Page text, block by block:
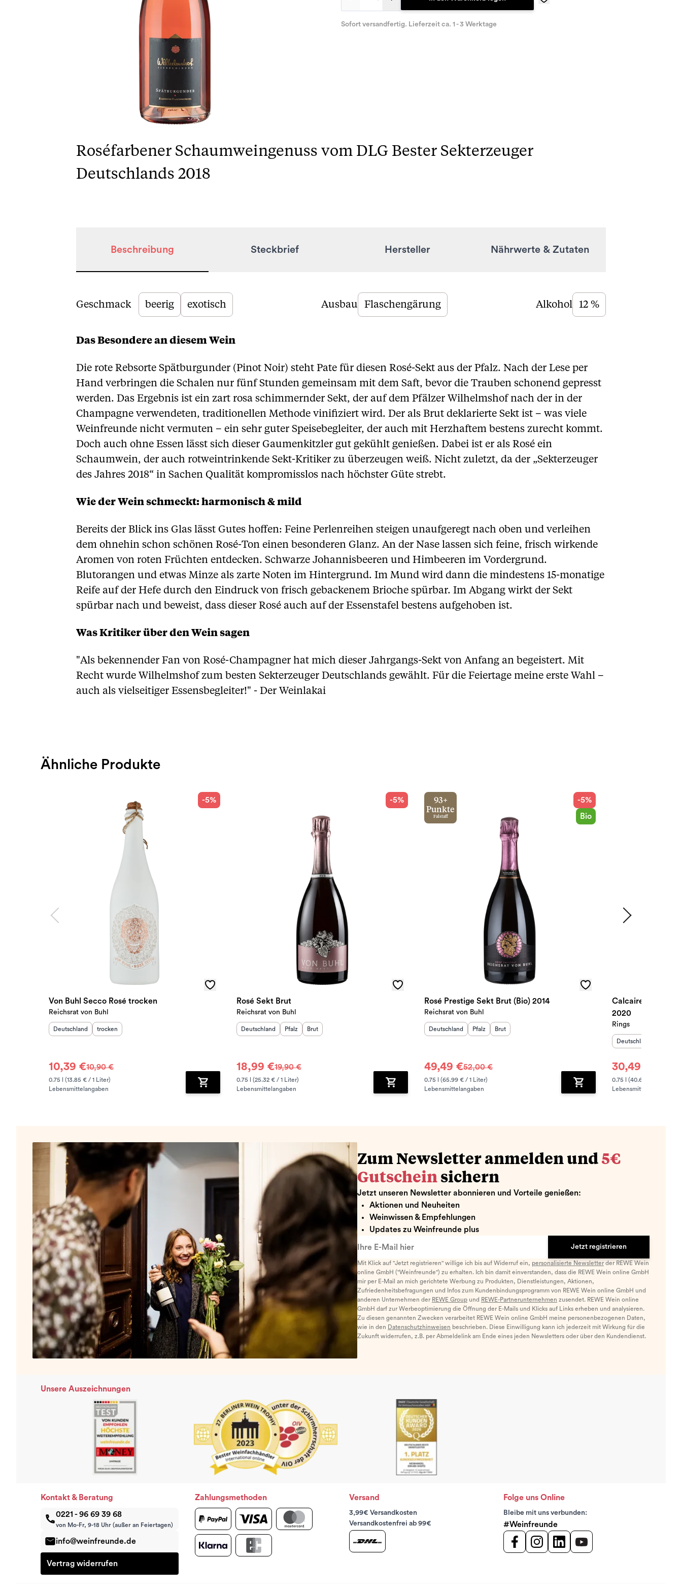
Sofort versandfertig. Lieferzeit ca. 1 - 3 Werktage
Roséfarbener Schaumweingenuss vom DLG Bester Sekterzeuger
Deutschlands 2018
Beschreibung Steckbrief Hersteller Nährwerte & Zutaten
Beschreibung
Geschmack beerig exotisch Ausbau Flaschengärung Alkohol 12 %
Das Besondere an diesem Wein
Die rote Rebsorte Spätburgunder (Pinot Noir) steht Pate für diesen Rosé-Sekt aus der Pfalz. Nach der Lese per
Hand verbringen die Schalen nur fünf Stunden gemeinsam mit dem Saft, bevor die Trauben schonend gepresst
werden. Das Ergebnis ist ein zart rosa schimmernder Sekt, der auf dem Pfälzer Wilhelmshof nach der in der
Champagne verwendeten, traditionellen Methode vinifiziert wird. Der als Brut deklarierte Sekt ist – was viele
Weinfreunde nicht vermuten – ein sehr guter Speisebegleiter, der auch mit Herzhaftem bestens zurecht kommt.
Doch auch ohne Essen lässt sich dieser Gaumenkitzler gut gekühlt genießen. Dabei ist er als Rosé ein
Schaumwein, der auch rotweintrinkende Sekt-Kritiker zu überzeugen weiß. Nicht zuletzt, da der „Sekterzeuger
des Jahres 2018“ in Sachen Qualität kompromisslos nach höchster Güte strebt.
Wie der Wein schmeckt: harmonisch & mild
Bereits der Blick ins Glas lässt Gutes hoffen: Feine Perlenreihen steigen unaufgeregt nach oben und verleihen
dem ohnehin schon schönen Rosé-Ton einen besonderen Glanz. An der Nase lassen sich feine, frisch wirkende
Aromen von roten Früchten entdecken. Schwarze Johannisbeeren und Himbeeren im Vordergrund.
Blutorangen und etwas Minze als zarte Noten im Hintergrund. Im Mund wird dann die mindestens 15-monatige
Reife auf der Hefe durch den Eindruck von frisch gebackenem Brioche spürbar. Im Abgang wirkt der Sekt
spürbar nach und beweist, dass dieser Rosé auch auf der Essenstafel bestens aufgehoben ist.
Was Kritiker über den Wein sagen
"Als bekennender Fan von Rosé-Champagner hat mich dieser Jahrgangs-Sekt von Anfang an begeistert. Mit
Recht wurde Wilhelmshof zum besten Sekterzeuger Deutschlands gewählt. Für die Feiertage meine erste Wahl –
auch als vielseitiger Essensbegleiter!" - Der Weinlakai
Ähnliche Produkte
-5%
Von Buhl Secco Rosé trocken
Reichsrat von Buhl
Herkunftsland
Deutschland Geschmack
trocken
10,39 €10,90 €
0.75 l (13.85 € / 1 Liter)
Lebensmittelangaben
Zum Warenkorb hinzufügen
-5%
Rosé Sekt Brut
Reichsrat von Buhl
Herkunftsland
Deutschland Herkunftsregion
Pfalz Geschmack
Brut
18,99 €19,90 €
0.75 l (25.32 € / 1 Liter)
Lebensmittelangaben
Zum Warenkorb hinzufügen
93+
Punkte
Falstaff
-5%
Bio
Rosé Prestige Sekt Brut (Bio) 2014
Reichsrat von Buhl
Herkunftsland
Deutschland Herkunftsregion
Pfalz Geschmack
Brut
49,49 €52,00 €
0.75 l (65.99 € / 1 Liter)
Lebensmittelangaben
Zum Warenkorb hinzufügen
Calcaire Blanc de
2020
Rings
Herkunftsland
Deutschland
30,49 €
0.75 l (40.65 € / 1 Liter)
Lebensmittelangaben
Zum Newsletter anmelden und 5€
Gutschein sichern
Jetzt unseren Newsletter abonnieren und Vorteile genießen:
Aktionen und Neuheiten
Weinwissen & Empfehlungen
Updates zu Weinfreunde plus
Jetzt registrieren
Mit Klick auf "Jetzt registrieren" willige ich bis auf Widerruf ein, personalisierte Newsletterder REWE Wein
online GmbH ("Weinfreunde") zu erhalten. Ich bin damit einverstanden, dass die REWE Wein online GmbH
mir per E-Mail an mich gerichtete Werbung zu Produkten, Dienstleistungen, Aktionen,
Zufriedenheitsbefragungen und Infos zum Kundenbindungsprogramm von REWE Wein online GmbH und
anderen Unternehmen der REWE Group und REWE-Partnerunternehmen zusendet. REWE Wein online
GmbH darf zur Werbeoptimierung die Öffnung der E-Mails und Klicks auf Links erheben und analysieren.
Zu diesen genannten Zwecken verarbeitet REWE Wein online GmbH meine personenbezogenen Daten,
wie in den Datenschutzhinweisen beschrieben. Diese Einwilligung kann ich jederzeit mit Wirkung für die
Zukunft widerrufen, z.B. per Abmeldelink am Ende eines jeden Newsletters oder über den Kundendienst.
Unsere Auszeichnungen
Kontakt & Beratung
0221 - 96 69 39 68
von Mo-Fr, 9-18 Uhr (außer an Feiertagen)
info@weinfreunde.de
Vertrag widerrufen
Zahlungsmethoden Versand
3,99€ Versandkosten
Versandkostenfrei ab 99€
Folge uns Online
Bleibe mit uns verbunden:
#Weinfreunde